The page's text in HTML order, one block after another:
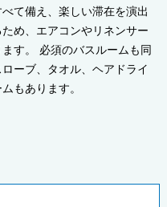
て備え、楽しい滞在を演出
め、エアコンやリネンサー
す。 必須のバスルームも同
ーブ、タオル、ヘアドライ
もあります。